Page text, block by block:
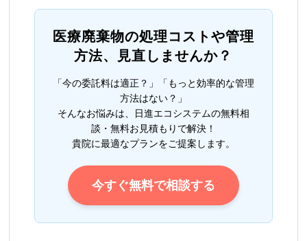
医療廃棄物の処理コストや管理
方法、見直しませんか？
「今の委託料は適正？」「もっと効率的な管理
方法はない？」
そんなお悩みは、日進エコシステムの無料相
談・無料お見積もりで解決！
貴院に最適なプランをご提案します。
今すぐ無料で相談する